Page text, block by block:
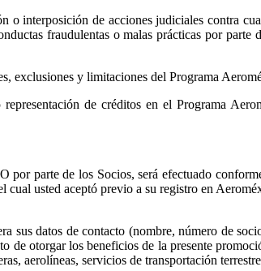
interposición de acciones judiciales contra
fraudulentas o malas prácticas por parte
exclusiones y limitaciones del Programa
de créditos en el Programa
parte de los Socios, será efectuado
usted aceptó previo a su registro en
sus datos de contacto (nombre, número de
otorgar los beneficios de la presente
aerolíneas, servicios de transportación